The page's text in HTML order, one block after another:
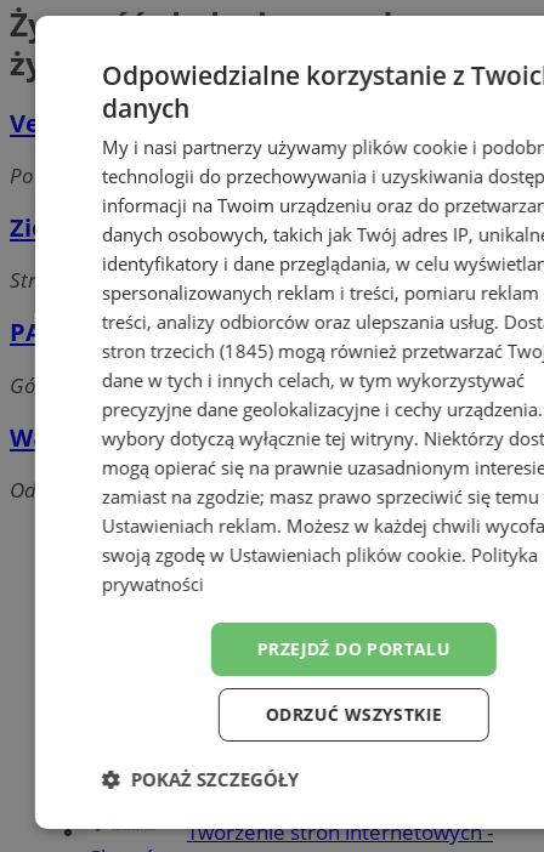
Żywność ekologiczna, zdrowa
żywność
VegAnka
Powstańców, 41-158 Chorzów
Zielarnia - Iwona Droździoł
Strzelców Bytomskich, 41-500 Chorzów
PASIEKA POD PILSKIEM - sklep pszczelarski
Górnicza, 41-500 Chorzów
Wailz
Odrowążów, 41-506 Chorzów
Dodaj firmę
Pozostałe firmy w kategorii
Meble na wymiar
Jak wyrobić książeczkę
Części samochodowe do -70%
Tworzenie stron internetowych -
Odpowiedzialne korzystanie z
danych
My i nasi partnerzy używamy plików cookie i
technologii do przechowywania i uzyskiwania
informacji na Twoim urządzeniu oraz do
danych osobowych, takich jak Twój adres IP,
identyfikatory i dane przeglądania, w celu
spersonalizowanych reklam i treści, pomiaru reklam
treści, analizy odbiorców oraz ulepszania usług.
stron trzecich (1845)mogą również przetwarzać
dane w tych i innych celach, w tym wykorzystywać
precyzyjne dane geolokalizacyjne i cechy
wybory dotyczą wyłącznie tej witryny. Niektórzy
mogą opierać się na prawnie uzasadnionym
zamiast na zgodzie; masz prawo sprzeciwić się temu
Ustawieniach reklam. Możesz w każdej chwili
swoją zgodę w Ustawieniach plików cookie. Polityka
prywatności
PRZEJDŹ DO PORTALU
ODRZUĆ WSZYSTKIE
POKAŻ SZCZEGÓŁY
Niezbędne Wydajność